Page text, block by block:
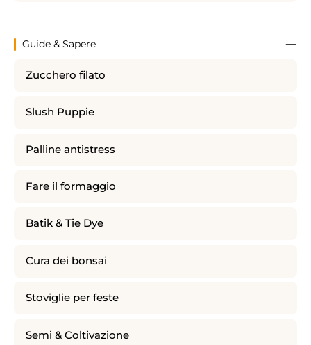
Guide & Sapere
Zucchero filato
Slush Puppie
Palline antistress
Fare il formaggio
Batik & Tie Dye
Cura dei bonsai
Stoviglie per feste
Semi & Coltivazione